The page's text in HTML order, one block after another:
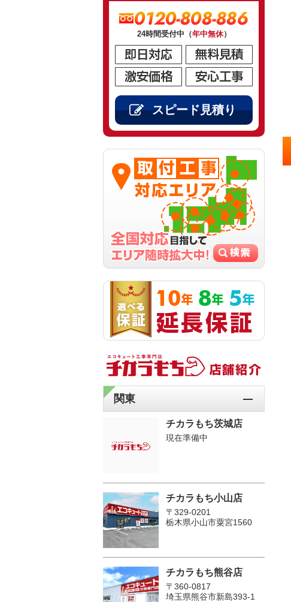
0120-808-886
24時間受付中（年中無休）
スピード見積り
関東
チカラもち茨城店
現在準備中
チカラもち小山店
〒329-0201
栃木県小山市粟宮1560
チカラもち熊谷店
〒360-0817
埼玉県熊谷市新島393-1